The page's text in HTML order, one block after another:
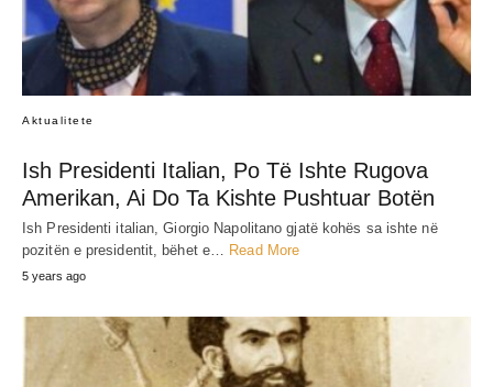
Aktualitete
Ish Presidenti Italian, Po Të Ishte Rugova
Amerikan, Ai Do Ta Kishte Pushtuar Botën
Ish Presidenti italian, Giorgio Napolitano gjatë kohës sa ishte në
pozitën e presidentit, bëhet e… Read More
5 years ago